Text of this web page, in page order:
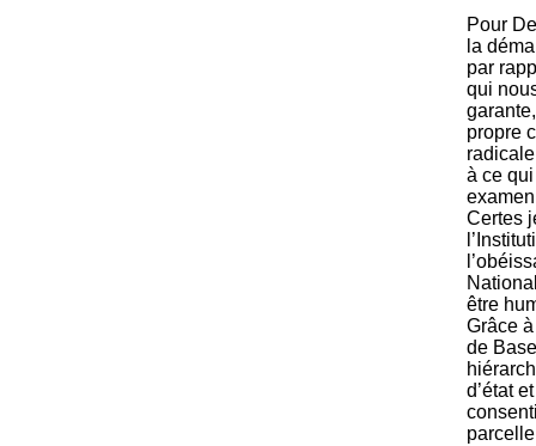
Pour
la
par
qui
propre
à ce
Certes
être
Grâce
de
d’état